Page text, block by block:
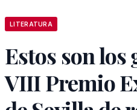
LITERATURA
Estos son los
VIII Premio